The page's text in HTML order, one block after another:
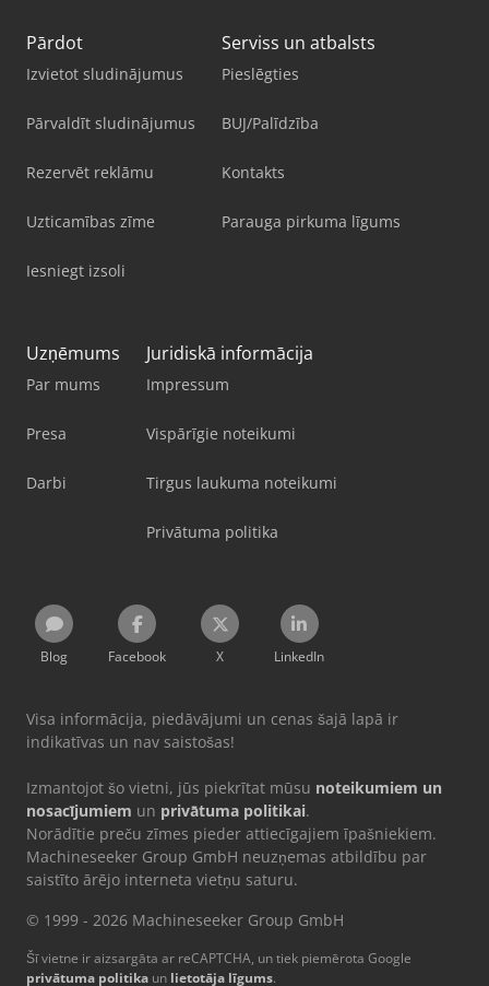
Pārdot
Izvietot sludinājumus
Pārvaldīt sludinājumus
Rezervēt reklāmu
Uzticamības zīme
Iesniegt izsoli
Serviss un atbalsts
Pieslēgties
BUJ/Palīdzība
Kontakts
Parauga pirkuma līgums
Uzņēmums
Par mums
Presa
Darbi
Juridiskā informācija
Impressum
Vispārīgie noteikumi
Tirgus laukuma noteikumi
Privātuma politika
Blog Facebook X LinkedIn
Visa informācija, piedāvājumi un cenas šajā lapā ir
indikatīvas un nav saistošas!
Izmantojot šo vietni, jūs piekrītat mūsu noteikumiem un
nosacījumiem un privātuma politikai.
Norādītie preču zīmes pieder attiecīgajiem īpašniekiem.
Machineseeker Group GmbH neuzņemas atbildību par
saistīto ārējo interneta vietņu saturu.
© 1999 - 2026 Machineseeker Group GmbH
Šī vietne ir aizsargāta ar reCAPTCHA, un tiek piemērota Google
privātuma politika un lietotāja līgums.